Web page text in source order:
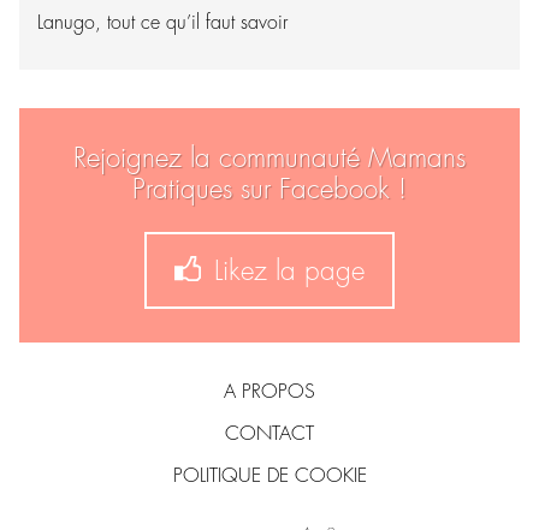
Lanugo, tout ce qu’il faut savoir
Rejoignez la communauté Mamans
Pratiques sur Facebook !
Likez la page
A PROPOS
CONTACT
POLITIQUE DE COOKIE